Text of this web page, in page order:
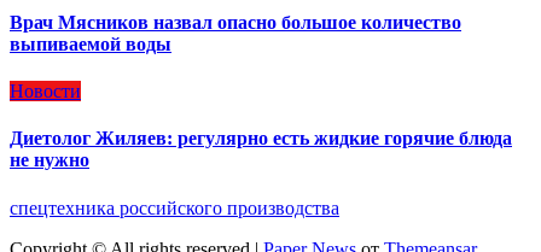
Врач Мясников назвал опасно большое количество
выпиваемой воды
Новости
Диетолог Жиляев: регулярно есть жидкие горячие блюда
не нужно
спецтехника российского производства